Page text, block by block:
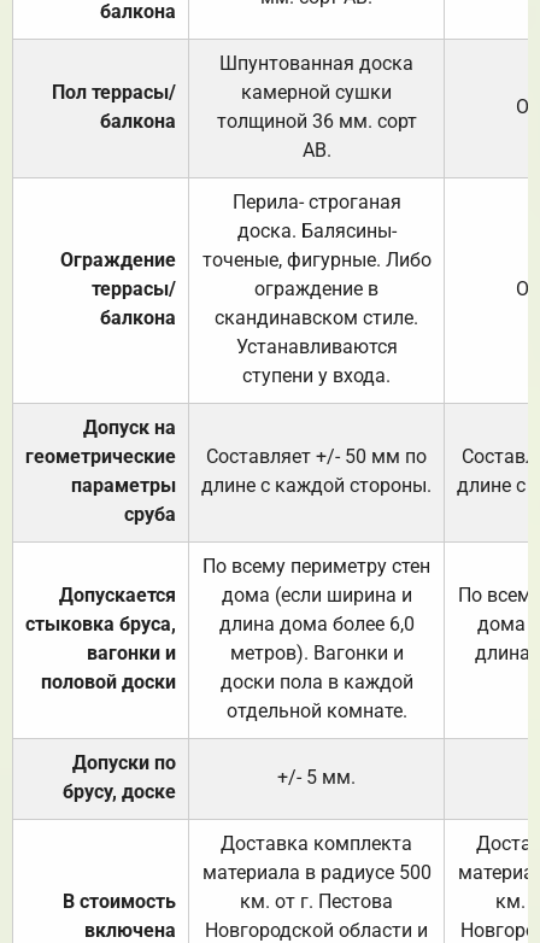
балкона
Пол террасы/
балкона
Шпунтованная доска
камерной сушки
толщиной 36 мм. сорт
АВ.
Ограждение
террасы/
балкона
Перила- строганая
доска. Балясины-
точеные, фигурные. Либо
ограждение в
скандинавском стиле.
Устанавливаются
ступени у входа.
Допуск на
геометрические
параметры
сруба
Составляет +/- 50 мм по
длине с каждой стороны.
длине с
Допускается
стыковка бруса,
вагонки и
половой доски
По всему периметру стен
дома (если ширина и
длина дома более 6,0
метров). Вагонки и
доски пола в каждой
отдельной комнате.
По
дома
длина
Допуски по
брусу, доске
+/- 5 мм.
В стоимость
включена
Доставка комплекта
материала в радиусе 500
км. от г. Пестова
Новгородской области и
км.